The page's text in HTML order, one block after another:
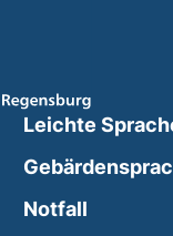
Leichte
Notfall